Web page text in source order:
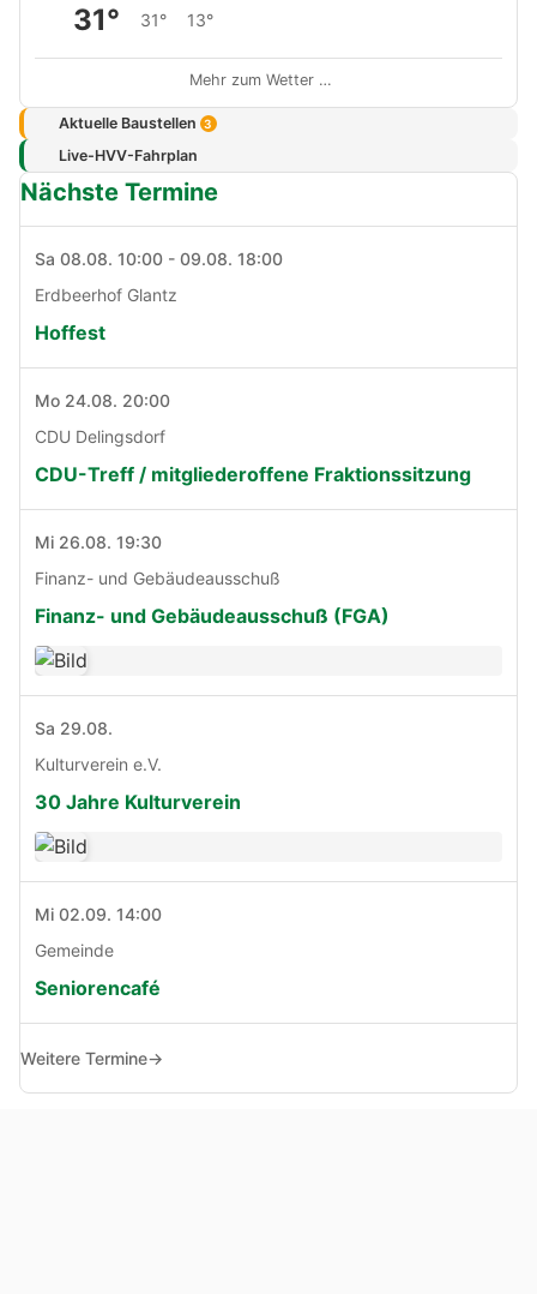
31° 31° 13°
Mehr zum Wetter …
Aktuelle Baustellen 3
Live-HVV-Fahrplan
Nächste Termine
Sa 08.08. 10:00 - 09.08. 18:00
Erdbeerhof Glantz
Hoffest
Mo 24.08. 20:00
CDU Delingsdorf
CDU-Treff / mitgliederoffene Fraktionssitzung
Mi 26.08. 19:30
Finanz- und Gebäudeausschuß
Finanz- und Gebäudeausschuß (FGA)
Sa 29.08.
Kulturverein e.V.
30 Jahre Kulturverein
Mi 02.09. 14:00
Gemeinde
Seniorencafé
Weitere Termine→